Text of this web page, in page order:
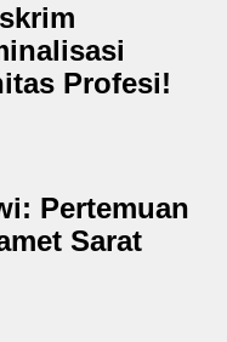
Profesi!
Pertemuan
Sarat